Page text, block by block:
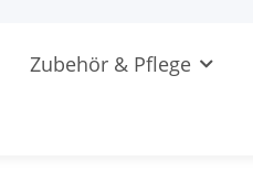
Zubehör & Pflege